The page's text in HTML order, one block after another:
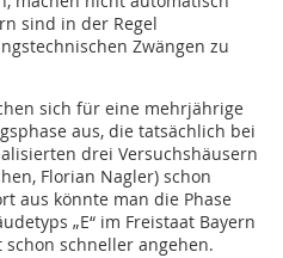
sind in der Regel
Zwängen zu
sich für eine mehrjährige
aus, die tatsächlich bei
drei Versuchshäusern
Florian Nagler) schon
aus könnte man die Phase
„E“ im Freistaat Bayern
schneller angehen.